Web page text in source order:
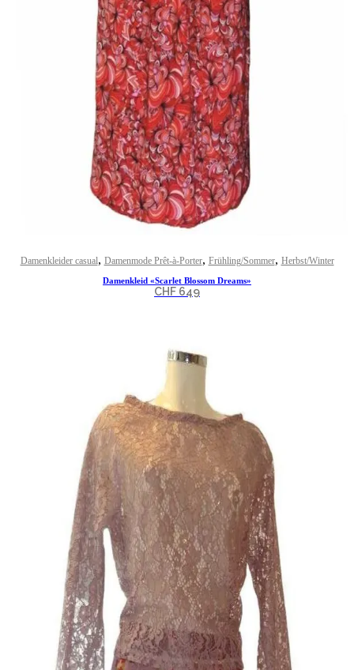
Damenkleider casual, Damenmode Prêt-à-Porter, Frühling/Sommer, Herbst/Winter
Damenkleid «Scarlet Blossom Dreams»
CHF 649